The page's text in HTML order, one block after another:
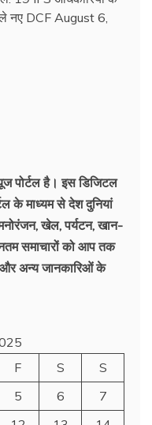
नए DCF August 6,
पोर्टल है। इस डिजिटल
के माध्यम से देश दुनियां
मनोरंजन, खेल, पर्यटन, खान-
समाचारों को आप तक
और अन्य जानकारिओं के
F S
S
5 6
7